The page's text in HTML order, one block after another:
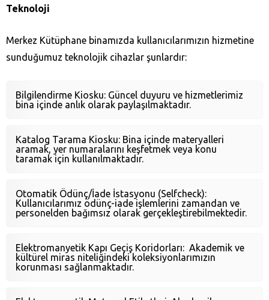
Teknoloji
Merkez Kütüphane binamızda kullanıcılarımızın hizmetine
sunduğumuz teknolojik cihazlar şunlardır:
Bilgilendirme Kiosku: Güncel duyuru ve hizmetlerimiz
bina içinde anlık olarak paylaşılmaktadır.
Katalog Tarama Kiosku: Bina içinde materyalleri
aramak, yer numaralarını keşfetmek veya konu
taramak için kullanılmaktadır.
Otomatik Ödünç/İade İstasyonu (Selfcheck):
Kullanıcılarımız ödünç-iade işlemlerini zamandan ve
personelden bağımsız olarak gerçekleştirebilmektedir.
Elektromanyetik Kapı Geçiş Koridorları: Akademik ve
kültürel miras niteliğindeki koleksiyonlarımızın
korunması sağlanmaktadır.